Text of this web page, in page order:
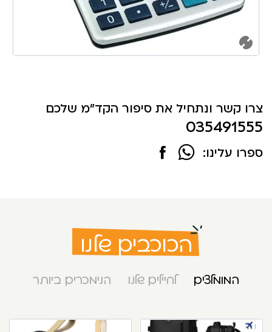
צרו קשר ונתחיל את סיפור הקד"מ שלכם
035491555
ספרו עלינו:
הכוכבים שלנו
המומלצים לחיילים שלנו הנימכרים ביותר